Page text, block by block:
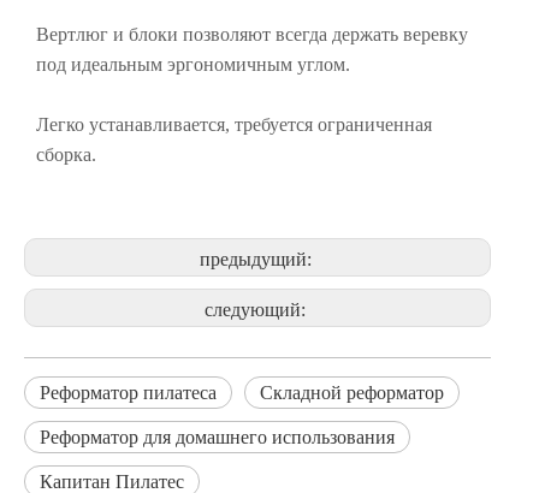
Вертлюг и блоки позволяют всегда держать веревку
под идеальным эргономичным углом.
Легко устанавливается, требуется ограниченная
сборка.
предыдущий:
следующий:
Реформатор пилатеса Складной реформатор
Реформатор для домашнего использования
Капитан Пилатес